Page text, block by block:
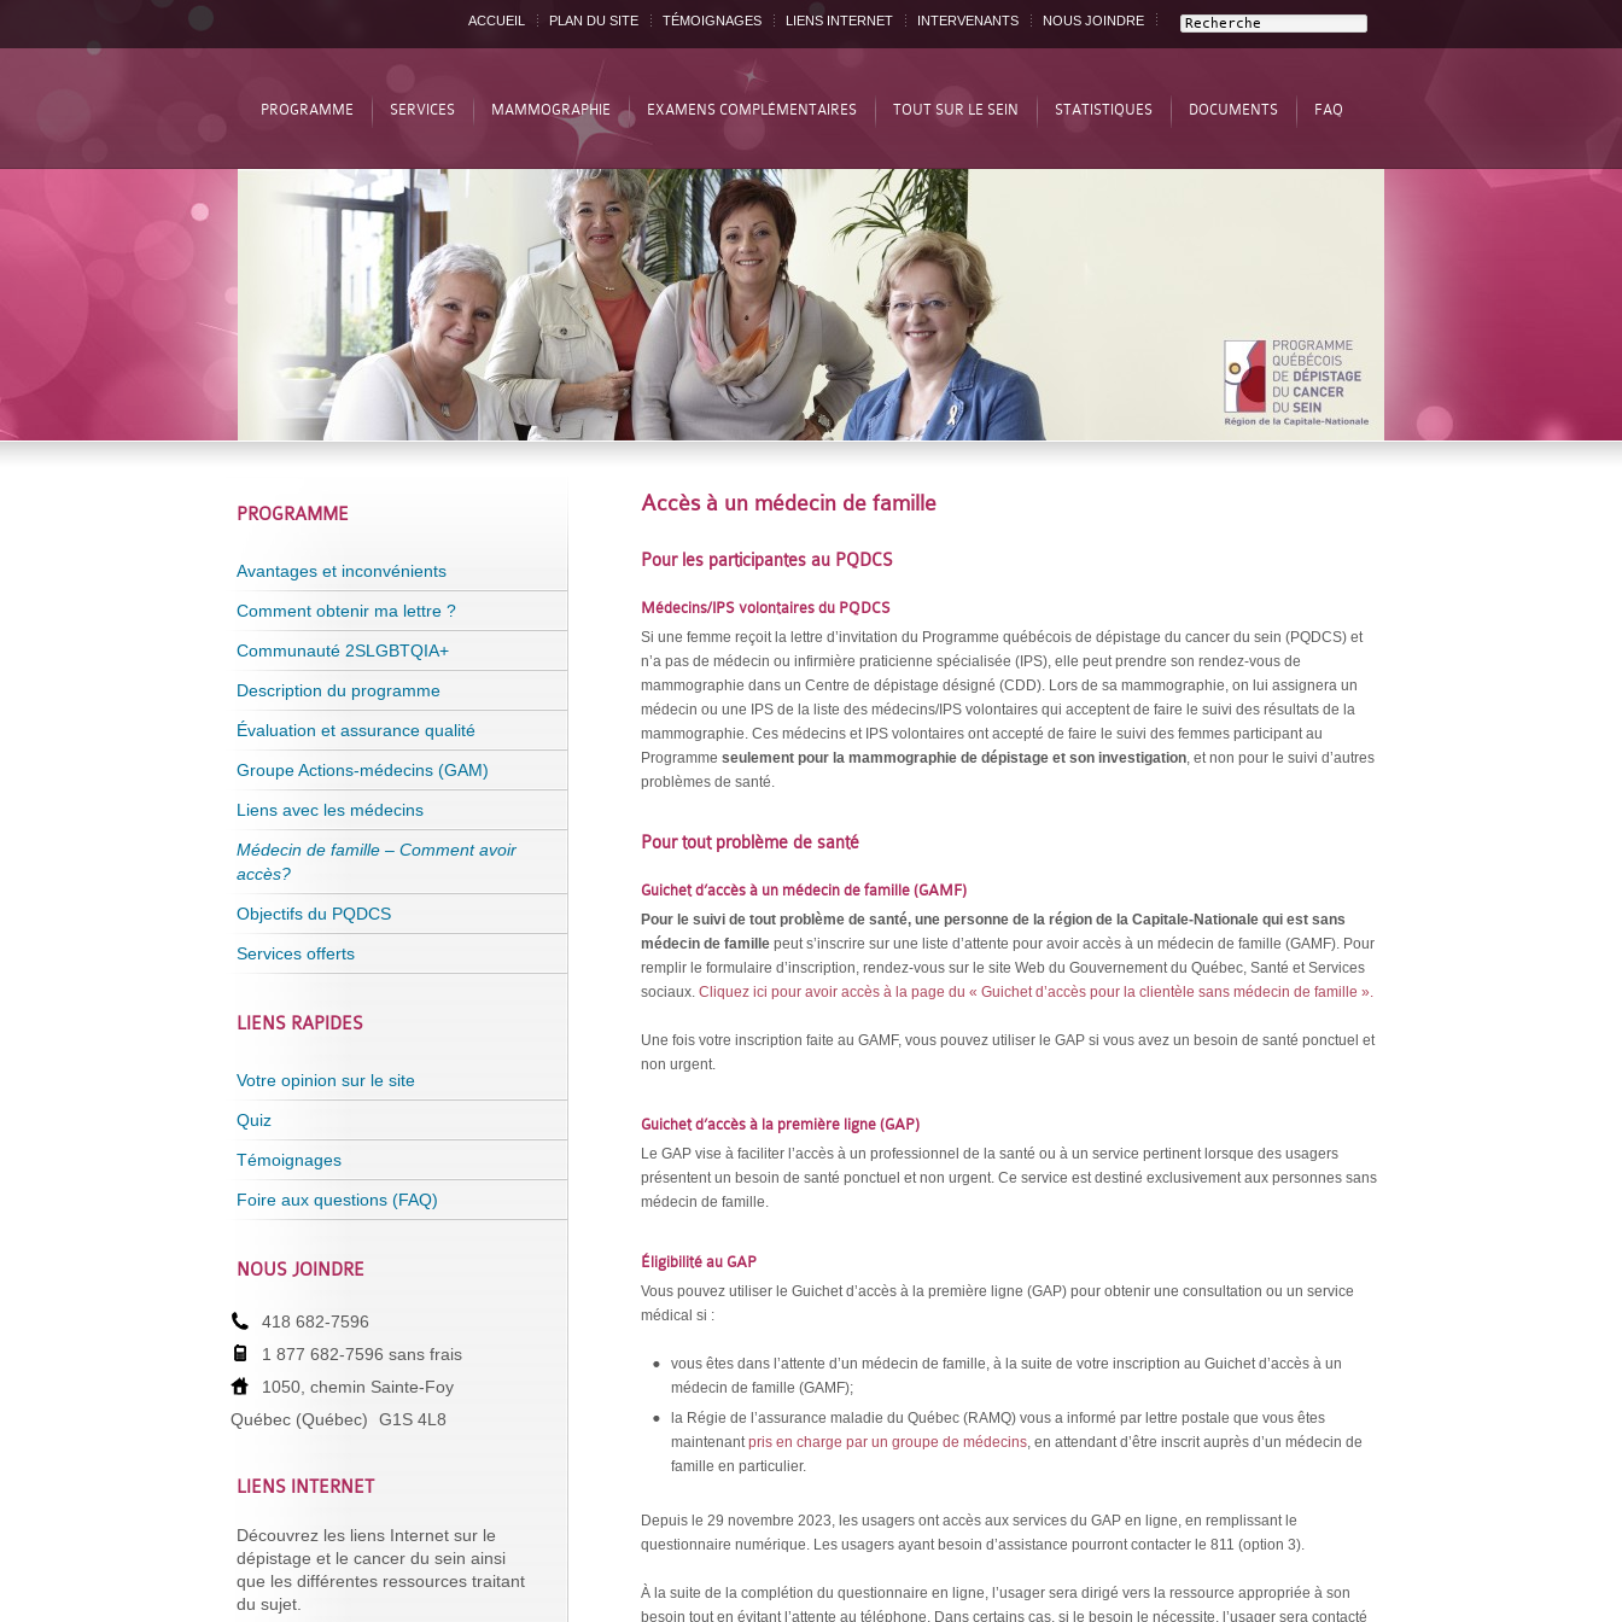
ACCUEIL PLAN DU SITE TÉMOIGNAGES LIENS INTERNET INTERVENANTS NOUS JOINDRE
PROGRAMME SERVICES MAMMOGRAPHIE EXAMENS COMPLÉMENTAIRES TOUT SUR LE SEIN STATISTIQUES DOCUMENTS FAQ
Accès à un médecin de famille
Pour les participantes au PQDCS
Médecins/IPS volontaires du PQDCS
Si une femme reçoit la lettre d’invitation du Programme québécois de dépistage du cancer du sein (PQDCS) et
n’a pas de médecin ou infirmière praticienne spécialisée (IPS), elle peut prendre son rendez-vous de
mammographie dans un Centre de dépistage désigné (CDD). Lors de sa mammographie, on lui assignera un
médecin ou une IPS de la liste des médecins/IPS volontaires qui acceptent de faire le suivi des résultats de la
mammographie. Ces médecins et IPS volontaires ont accepté de faire le suivi des femmes participant au
Programme seulement pour la mammographie de dépistage et son investigation, et non pour le suivi d’autres
problèmes de santé.
Pour tout problème de santé
Guichet d’accès à un médecin de famille (GAMF)
Pour le suivi de tout problème de santé, une personne de la région de la Capitale-Nationale qui est sans
médecin de famille peut s’inscrire sur une liste d’attente pour avoir accès à un médecin de famille (GAMF). Pour
remplir le formulaire d’inscription, rendez-vous sur le site Web du Gouvernement du Québec, Santé et Services
sociaux. Cliquez ici pour avoir accès à la page du « Guichet d’accès pour la clientèle sans médecin de famille ».
Une fois votre inscription faite au GAMF, vous pouvez utiliser le GAP si vous avez un besoin de santé ponctuel et
non urgent.
Guichet d’accès à la première ligne (GAP)
Le GAP vise à faciliter l’accès à un professionnel de la santé ou à un service pertinent lorsque des usagers
présentent un besoin de santé ponctuel et non urgent. Ce service est destiné exclusivement aux personnes sans
médecin de famille.
Éligibilité au GAP
Vous pouvez utiliser le Guichet d’accès à la première ligne (GAP) pour obtenir une consultation ou un service
médical si :
vous êtes dans l’attente d’un médecin de famille, à la suite de votre inscription au Guichet d’accès à un
médecin de famille (GAMF);
la Régie de l’assurance maladie du Québec (RAMQ) vous a informé par lettre postale que vous êtes
maintenantpris en charge par un groupe de médecins, en attendant d’être inscrit auprès d’un médecin de
famille en particulier.
Depuis le 29 novembre 2023, les usagers ont accès aux services du GAP en ligne, en remplissant le
questionnaire numérique. Les usagers ayant besoin d’assistance pourront contacter le 811 (option 3).
À la suite de la complétion du questionnaire en ligne, l’usager sera dirigé vers la ressource appropriée à son
besoin tout en évitant l’attente au téléphone. Dans certains cas, si le besoin le nécessite, l’usager sera contacté
PROGRAMME
Avantages et inconvénients
Comment obtenir ma lettre ?
Communauté 2SLGBTQIA+
Description du programme
Évaluation et assurance qualité
Groupe Actions-médecins (GAM)
Liens avec les médecins
Médecin de famille – Comment avoir
accès?
Objectifs du PQDCS
Services offerts
LIENS RAPIDES
Votre opinion sur le site
Quiz
Témoignages
Foire aux questions (FAQ)
NOUS JOINDRE
418 682-7596
1 877 682-7596 sans frais
1050, chemin Sainte-Foy
Québec (Québec)
G1S 4L8
LIENS INTERNET
Découvrez les liens Internet sur le
dépistage et le cancer du sein ainsi
que les différentes ressources traitant
du sujet.